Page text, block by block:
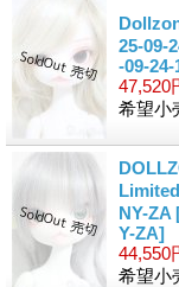
25-09-
-09-
47,520
希望小
NY-ZA
Y-ZA]
44,550
希望小